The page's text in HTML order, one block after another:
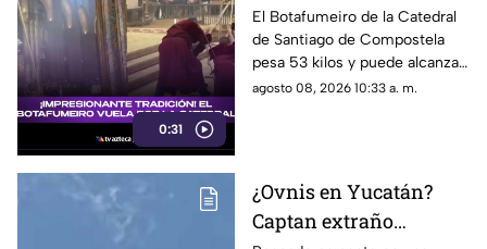
0:31
Botafumeiro vuela por
la Catedral de Santiago
El Botafumeiro de la Catedral
de Santiago de Compostela
pesa 53 kilos y puede alcanzar
68 km/h. Conoce la historia de
agosto 08, 2026 10:33 a. m.
¿Ovnis en Yucatán?
Captan extraño